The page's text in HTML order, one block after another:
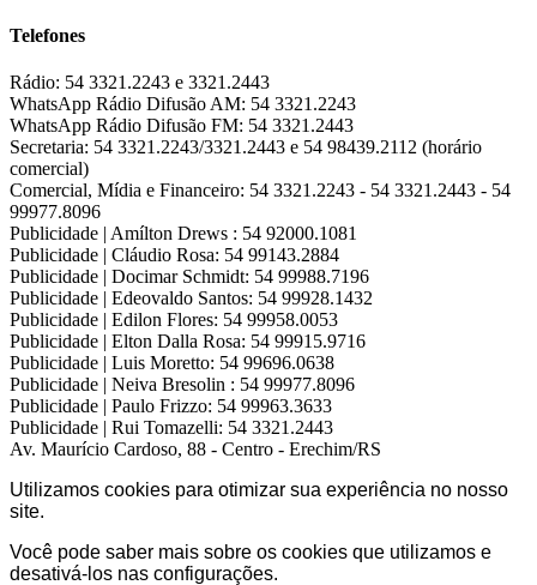
Telefones
Rádio: 54 3321.2243 e 3321.2443
WhatsApp Rádio Difusão AM: 54 3321.2243
WhatsApp Rádio Difusão FM: 54 3321.2443
Secretaria: 54 3321.2243/3321.2443 e 54 98439.2112 (horário
comercial)
Comercial, Mídia e Financeiro: 54 3321.2243 - 54 3321.2443 - 54
99977.8096
Publicidade | Amílton Drews : 54 92000.1081
Publicidade | Cláudio Rosa: 54 99143.2884
Publicidade | Docimar Schmidt: 54 99988.7196
Publicidade | Edeovaldo Santos: 54 99928.1432
Publicidade | Edilon Flores: 54 99958.0053
Publicidade | Elton Dalla Rosa: 54 99915.9716
Publicidade | Luis Moretto: 54 99696.0638
Publicidade | Neiva Bresolin : 54 99977.8096
Publicidade | Paulo Frizzo: 54 99963.3633
Publicidade | Rui Tomazelli: 54 3321.2443
Av. Maurício Cardoso, 88 - Centro - Erechim/RS
Utilizamos cookies para otimizar sua experiência no nosso
site.
Você pode saber mais sobre os cookies que utilizamos e
desativá-los nas configurações.